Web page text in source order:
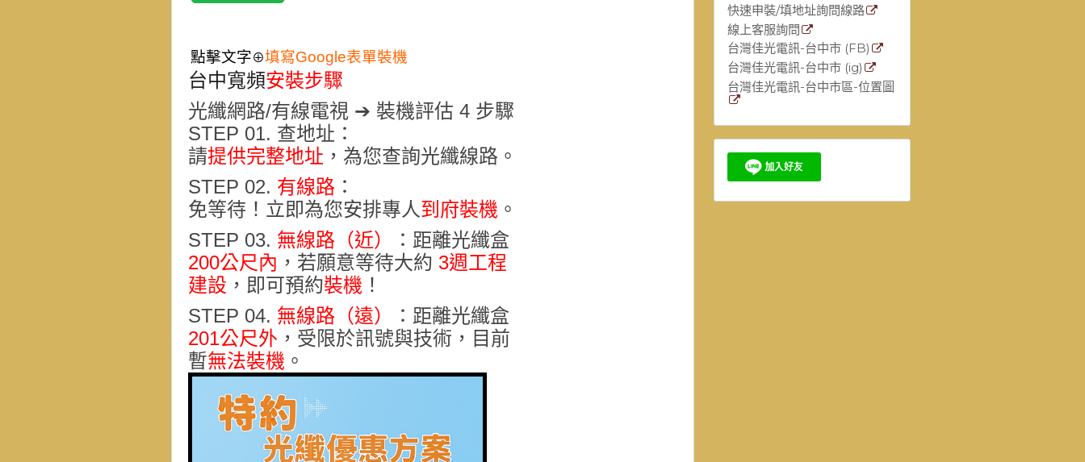
快速申裝/填地址詢問線路
線上客服詢問
台灣佳光電訊-台中市 (FB)
台灣佳光電訊-台中市 (ig)
台灣佳光電訊-台中市區-位置圖
點擊文字⊕填寫Google表單裝機
台中寬頻安裝步驟
光纖網路/有線電視 ➔ 裝機評估 4 步驟
STEP 01. 查地址 ：
請提供完整地址 ，為您查詢光纖線路 。
STEP 02. 有線路 ：
免等待！立即為您安排專人到府裝機 。
STEP 03. 無線路（近）
：距離光纖盒
200公尺內 ，若願意等待大約 3週工程
建設 ，即可預約裝機 ！
STEP 04. 無線路（遠）
：距離光纖盒
201公尺外 ，受限於訊號與技術，目前
暫無法裝機 。